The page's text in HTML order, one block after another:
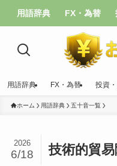
用語辞典 FX・為替
用語辞典 FX・為替 投資
ホーム 用語辞典 五十音一覧
技術的貿易
2026
6/18